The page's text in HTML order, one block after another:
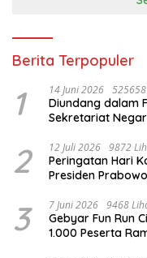
Berita Terpopuler
1 14 Juni 2026
Diundang dalam
Sekretariat
2 12 Juli 2026 9872
Peringatan Hari
Presiden
3 7 Juni 2026 9468
Gebyar Fun Run
1.000 Peserta